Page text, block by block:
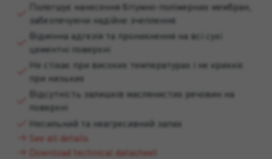
Полегшує нанесення бітумно-полімерних мембран,
забезпечуючи надійне зчеплення
Відмінна адгезія та проникнення на всі сухі
цементні поверхні
Не стікає при високих температурах і не крихкіє
при низьких
Відсутність залишків маслянистих речовин на
поверхні
Несильний та неагресивний запах
See all details
Download technical datasheet